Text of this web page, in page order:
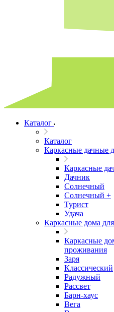
Каталог
Каталог
Каркасные дачные
Каркасные
Дачник
Солнечный
Солнечный +
Турист
Удача
Каркасные дома
Каркасные
проживания
Заря
Классический
Радужный
Рассвет
Барн-хаус
Вега